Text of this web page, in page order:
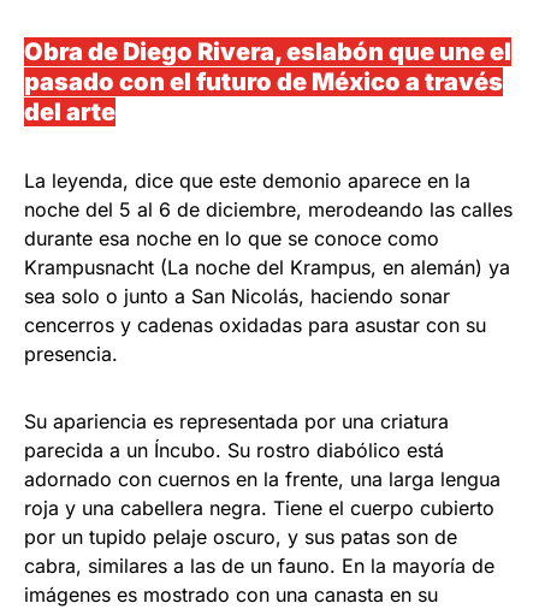
Obra de Diego Rivera, eslabón que une el
pasado con el futuro de México a través
del arte
La leyenda, dice que este demonio aparece en la
noche del 5 al 6 de diciembre, merodeando las calles
durante esa noche en lo que se conoce como
Krampusnacht (La noche del Krampus, en alemán) ya
sea solo o junto a San Nicolás, haciendo sonar
cencerros y cadenas oxidadas para asustar con su
presencia.
Su apariencia es representada por una criatura
parecida a un Íncubo. Su rostro diabólico está
adornado con cuernos en la frente, una larga lengua
roja y una cabellera negra. Tiene el cuerpo cubierto
por un tupido pelaje oscuro, y sus patas son de
cabra, similares a las de un fauno. En la mayoría de
imágenes es mostrado con una canasta en su